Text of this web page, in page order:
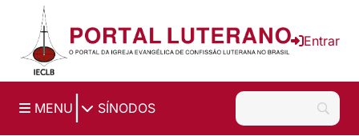
Ir para o conteúdo principal
Entrar
MENU SÍNODOS